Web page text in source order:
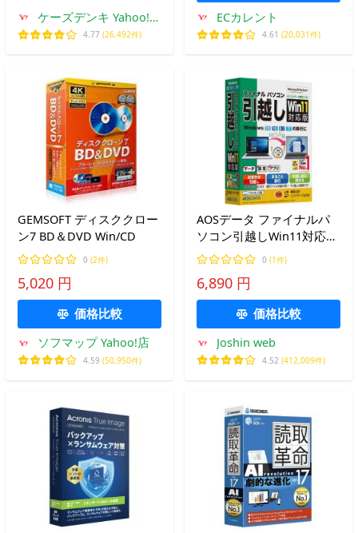
ケーズデンキ Yahoo!シ
ョップ
4.77 (26,492件)
ECカレント
4.61 (20,031件)
GEMSOFT ディスククロー
ン7 BD＆DVD Win/CD
0 (2件)
5,020 円
価格比較
ソフマップ Yahoo!店
4.59 (50,950件)
AOSデータ ファイナルパ
ソコン引越しWin11対応版
専用USBリンクケーブル付
※パッケージ版 Fパソコン
ヒツコシ11センヨウUSBW
返品種別B
0 (1件)
6,890 円
価格比較
Joshin web
4.52 (412,009件)